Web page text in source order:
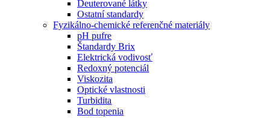
Deuterované látky
Ostatní standardy
Fyzikálno-chemické referenčné materiály
pH pufre
Štandardy Brix
Elektrická vodivosť
Redoxný potenciál
Viskozita
Optické vlastnosti
Turbidita
Bod topenia